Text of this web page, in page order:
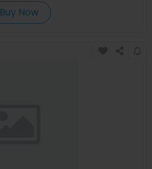
Buy Now